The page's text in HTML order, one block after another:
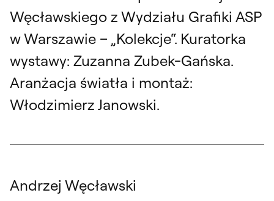
Węcławskiego z Wydziału Grafiki ASP
w Warszawie – „Kolekcje“. Kuratorka
wystawy: Zuzanna Zubek-Gańska.
Aranżacja światła i montaż:
Włodzimierz Janowski.
Andrzej Węcławski